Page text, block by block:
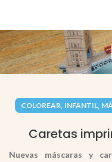
COLOREAR, INFANTIL,
Caretas
Nuevas máscaras y